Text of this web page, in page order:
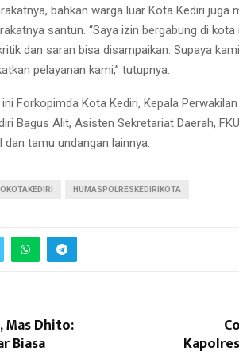
bahkan warga luar Kota Kediri juga
santun. “Saya izin bergabung di
dan saran bisa disampaikan. Supaya
pelayanan kami,” tutupnya.
Forkopimda Kota Kediri, Kepala
Bagus Alit, Asisten Sekretariat Daerah,
tamu undangan lainnya.
HUMASPOLRESKEDIRIKOTA
Mas Dhito:
Biasa